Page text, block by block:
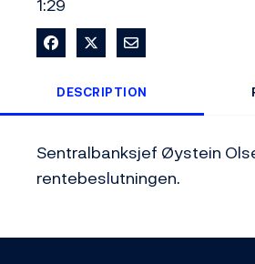
1:29
Share on Facebook
Share on XShare via Email
DESCRIPTION
Sentralbanksjef Øystein
rentebeslutningen.